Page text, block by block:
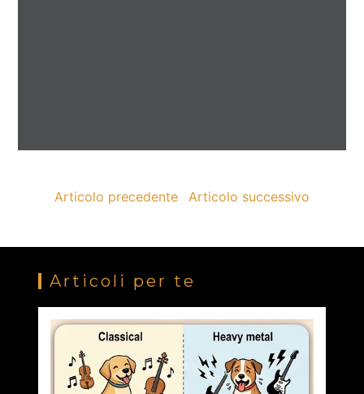
Articolo precedente Articolo successivo
Articoli per te
Capire il linguaggio dei cani: Una guida essenziale